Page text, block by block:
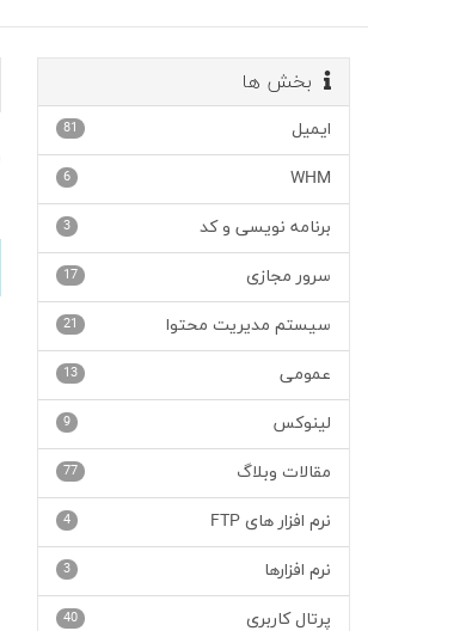
بخش ها
81 ایمیل
6 WHM
3 برنامه نویسی و کد
17 سرور مجازی
21 سیستم مدیریت محتوا
13 عمومی
9 لینوکس
77 مقالات وبلاگ
4 نرم افزار های FTP
3 نرم افزارها
40 پرتال کاربری